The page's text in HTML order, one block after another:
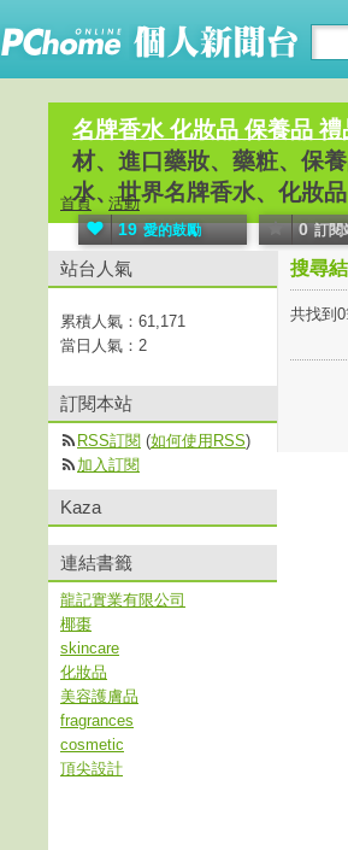
名牌香水 化妝品 保養品 禮
材、進口藥妝、藥粧、保
水、世界名牌香水、化妝
19 愛的鼓勵 0 訂閱
首頁 活動
搜尋
共找到
站台人氣
累積人氣： 61,171
當日人氣： 2
訂閱本站
RSS訂閱 (如何使用RSS)
加入訂閱
Kaza
連結書籤
龍記實業有限公司
椰棗
skincare
化妝品
美容護膚品
fragrances
cosmetic
頂尖設計